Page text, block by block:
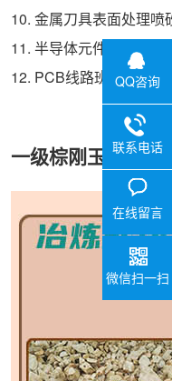
10. 金属刀具表面处理喷
11. 半导体元件喷砂。
12. PCB线路班抛毛钝化
一级棕刚玉F30的
QQ咨询
联系电话
在线留言
微信扫一扫